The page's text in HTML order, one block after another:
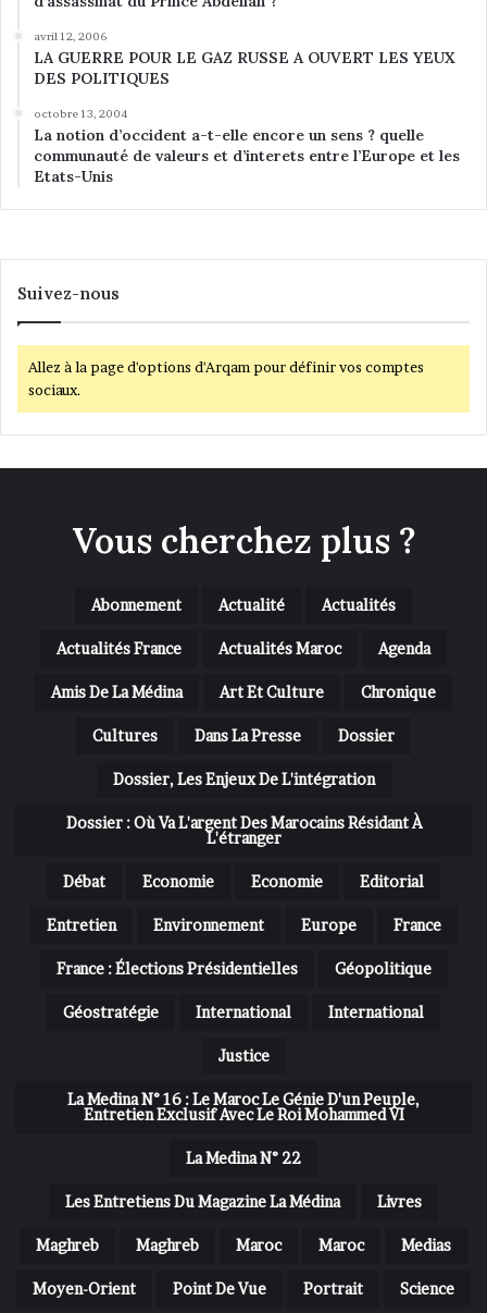
avril 12, 2006
LA GUERRE POUR LE GAZ RUSSE A OUVERT LES YEUX
DES POLITIQUES
octobre 13, 2004
La notion d’occident a-t-elle encore un sens ? quelle
communauté de valeurs et d’interets entre l’Europe et les
Etats-Unis
Suivez-nous
Allez à la page d'options d'Arqam pour définir vos comptes
sociaux.
Vous cherchez plus ?
Abonnement Actualité Actualités
Actualités France Actualités Maroc Agenda
Amis De La Médina Art Et Culture Chronique
Cultures Dans La Presse Dossier
Dossier, Les Enjeux De L'intégration
Dossier : Où Va L'argent Des Marocains Résidant À
L'étranger
Débat Economie Economie Editorial
Entretien Environnement Europe France
France : Élections Présidentielles Géopolitique
Géostratégie International International
Justice
La Medina N° 16 : Le Maroc Le Génie D'un Peuple,
Entretien Exclusif Avec Le Roi Mohammed VI
La Medina N° 22
Les Entretiens Du Magazine La Médina Livres
Maghreb Maghreb Maroc Maroc Medias
Moyen-Orient Point De Vue Portrait Science